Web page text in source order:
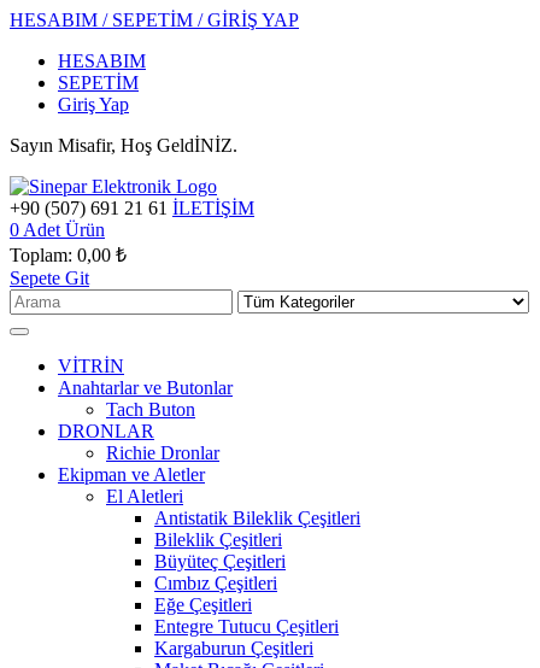
HESABIM / SEPETİM / GİRİŞ YAP
HESABIM
SEPETİM
Giriş Yap
Sayın Misafir, Hoş GeldİNİZ.
+90 (507) 691 21 61 İLETİŞİM
0 Adet Ürün
Toplam: 0,00 ₺
Sepete Git
VİTRİN
Anahtarlar ve Butonlar
Tach Buton
DRONLAR
Richie Dronlar
Ekipman ve Aletler
El Aletleri
Antistatik Bileklik Çeşitleri
Bileklik Çeşitleri
Büyüteç Çeşitleri
Cımbız Çeşitleri
Eğe Çeşitleri
Entegre Tutucu Çeşitleri
Kargaburun Çeşitleri